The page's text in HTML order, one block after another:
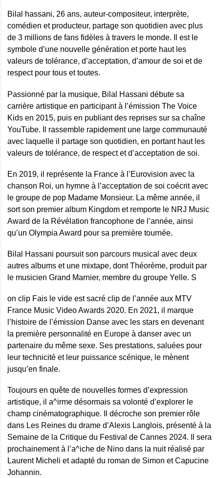
Bilal hassani, 26 ans, auteur-compositeur, interprète,
comédien et producteur, partage son quotidien avec plus
de 3 millions de fans fidèles à travers le monde. Il est le
symbole d’une nouvelle génération et porte haut les
valeurs de tolérance, d’acceptation, d’amour de soi et de
respect pour tous et toutes.
Passionné par la musique, Bilal Hassani débute sa
carrière artistique en participant à l’émission The Voice
Kids en 2015, puis en publiant des reprises sur sa chaîne
YouTube. Il rassemble rapidement une large communauté
avec laquelle il partage son quotidien, en portant haut les
valeurs de tolérance, de respect et d’acceptation de soi.
En 2019, il représente la France à l’Eurovision avec la
chanson Roi, un hymne à l’acceptation de soi coécrit avec
le groupe de pop Madame Monsieur. La même année, il
sort son premier album Kingdom et remporte le NRJ Music
Award de la Révélation francophone de l’année, ainsi
qu’un Olympia Award pour sa première tournée.
Bilal Hassani poursuit son parcours musical avec deux
autres albums et une mixtape, dont Théorème, produit par
le musicien Grand Marnier, membre du groupe Yelle. S
on clip Fais le vide est sacré clip de l’année aux MTV
France Music Video Awards 2020. En 2021, il marque
l’histoire de l’émission Danse avec les stars en devenant
la première personnalité en Europe à danser avec un
partenaire du même sexe. Ses prestations, saluées pour
leur technicité et leur puissance scénique, le mènent
jusqu’en finale.
Toujours en quête de nouvelles formes d’expression
artistique, il a^irme désormais sa volonté d’explorer le
champ cinématographique. Il décroche son premier rôle
dans Les Reines du drame d’Alexis Langlois, présenté à la
Semaine de la Critique du Festival de Cannes 2024. Il sera
prochainement à l’a^iche de Nino dans la nuit réalisé par
Laurent Micheli et adapté du roman de Simon et Capucine
Johannin.